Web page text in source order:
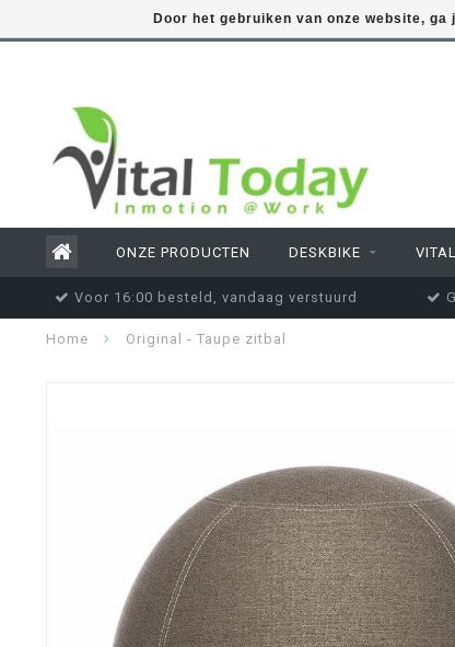
ONZE PRODUCTEN DESKBIKE
Voor 16:00 besteld, vandaag verstuurd
Home Original - Taupe zitbal
Door het gebruiken van onze website,